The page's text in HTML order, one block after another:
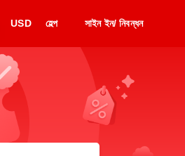
USD হেল্প সাইন ইন/ নিবন্ধন